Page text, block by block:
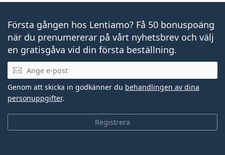
Första gången hos Lentiamo? Få 50 bonuspoäng
när du prenumererar på vårt nyhetsbrev och välj
en gratisgåva vid din första beställning.
Mejladress
Registrera
Genom att skicka in godkänner du behandlingen av dina
personuppgifter.